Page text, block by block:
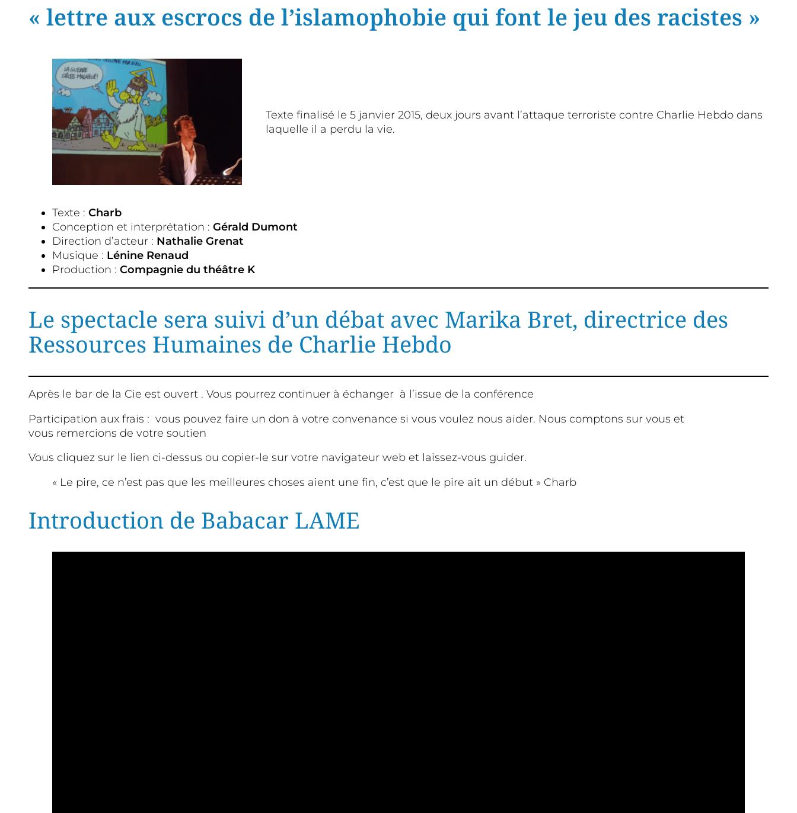
« lettre aux escrocs de l’islamophobie qui font le jeu des racistes »
Texte finalisé le 5 janvier 2015, deux jours avant l’attaque terroriste contre Charlie Hebdo dans
laquelle il a perdu la vie.
Texte : Charb
Conception et interprétation : Gérald Dumont
Direction d’acteur : Nathalie Grenat
Musique : Lénine Renaud
Production : Compagnie du théâtre K
Le spectacle sera suivi d’un débat avec Marika Bret, directrice des
Ressources Humaines de Charlie Hebdo
Après le bar de la Cie est ouvert . Vous pourrez continuer à échanger à l’issue de la conférence
Participation aux frais : vous pouvez faire un don à votre convenance si vous voulez nous aider. Nous comptons sur vous et
vous remercions de votre soutien
Vous cliquez sur le lien ci-dessus ou copier-le sur votre navigateur web et laissez-vous guider.
« Le pire, ce n’est pas que les meilleures choses aient une fin, c’est que le pire ait un début » Charb
Introduction de Babacar LAME